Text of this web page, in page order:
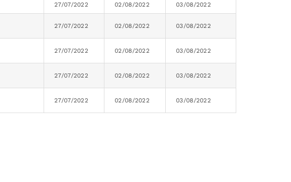
27/07/2022 02/08/2022 03/08/2022
27/07/2022 02/08/2022 03/08/2022
27/07/2022 02/08/2022 03/08/2022
27/07/2022 02/08/2022 03/08/2022
27/07/2022 02/08/2022 03/08/2022